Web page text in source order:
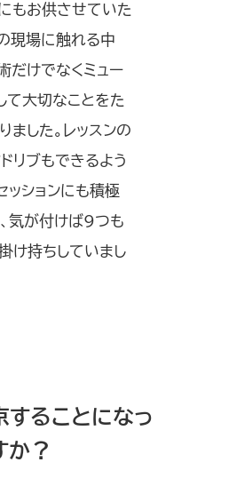
もお供させていた
現場に触れる中
だけでなくミュー
て大切なことをた
ました。レッスンの
リブもできるよう
ッションにも積極
気が付けば9つも
け持ちしていまし
することになっ
か？